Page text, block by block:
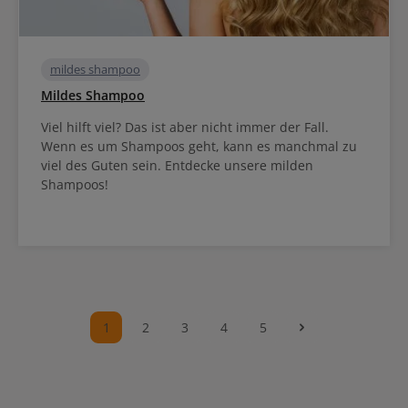
mildes shampoo
Mildes Shampoo
Viel hilft viel? Das ist aber nicht immer der Fall.
Wenn es um Shampoos geht, kann es manchmal zu
viel des Guten sein. Entdecke unsere milden
Shampoos!
Seite
1 Seite
2 Seite
3 Seite
4 Seite
5